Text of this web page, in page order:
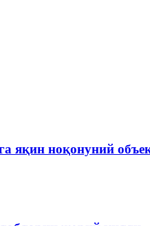
яқин ноқонуний